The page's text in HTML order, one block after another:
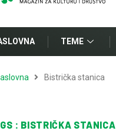
TEME
Bistrička stanica
: BISTRIČKA STANICA